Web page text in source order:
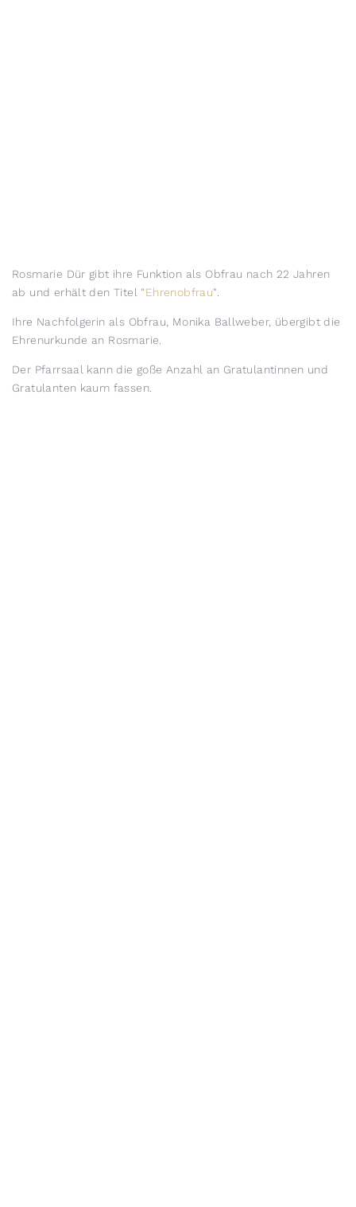
Rosmarie Dür gibt ihre Funktion als Obfrau nach 22 Jahren
ab und erhält den Titel "Ehrenobfrau".
Ihre Nachfolgerin als Obfrau, Monika Ballweber, übergibt die
Ehrenurkunde an Rosmarie.
Der Pfarrsaal kann die goße Anzahl an Gratulantinnen und
Gratulanten kaum fassen.